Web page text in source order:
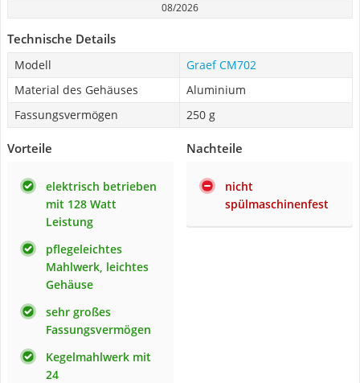
08/2026
Technische Details
Modell
Graef CM702
Material des Gehäuses
Aluminium
Fassungsvermögen
250 g
Vorteile
elektrisch betrieben
mit 128 Watt
Leistung
pflegeleichtes
Mahlwerk, leichtes
Gehäuse
sehr großes
Fassungsvermögen
Kegelmahlwerk mit
24
Nachteile
nicht
spülmaschinenfest